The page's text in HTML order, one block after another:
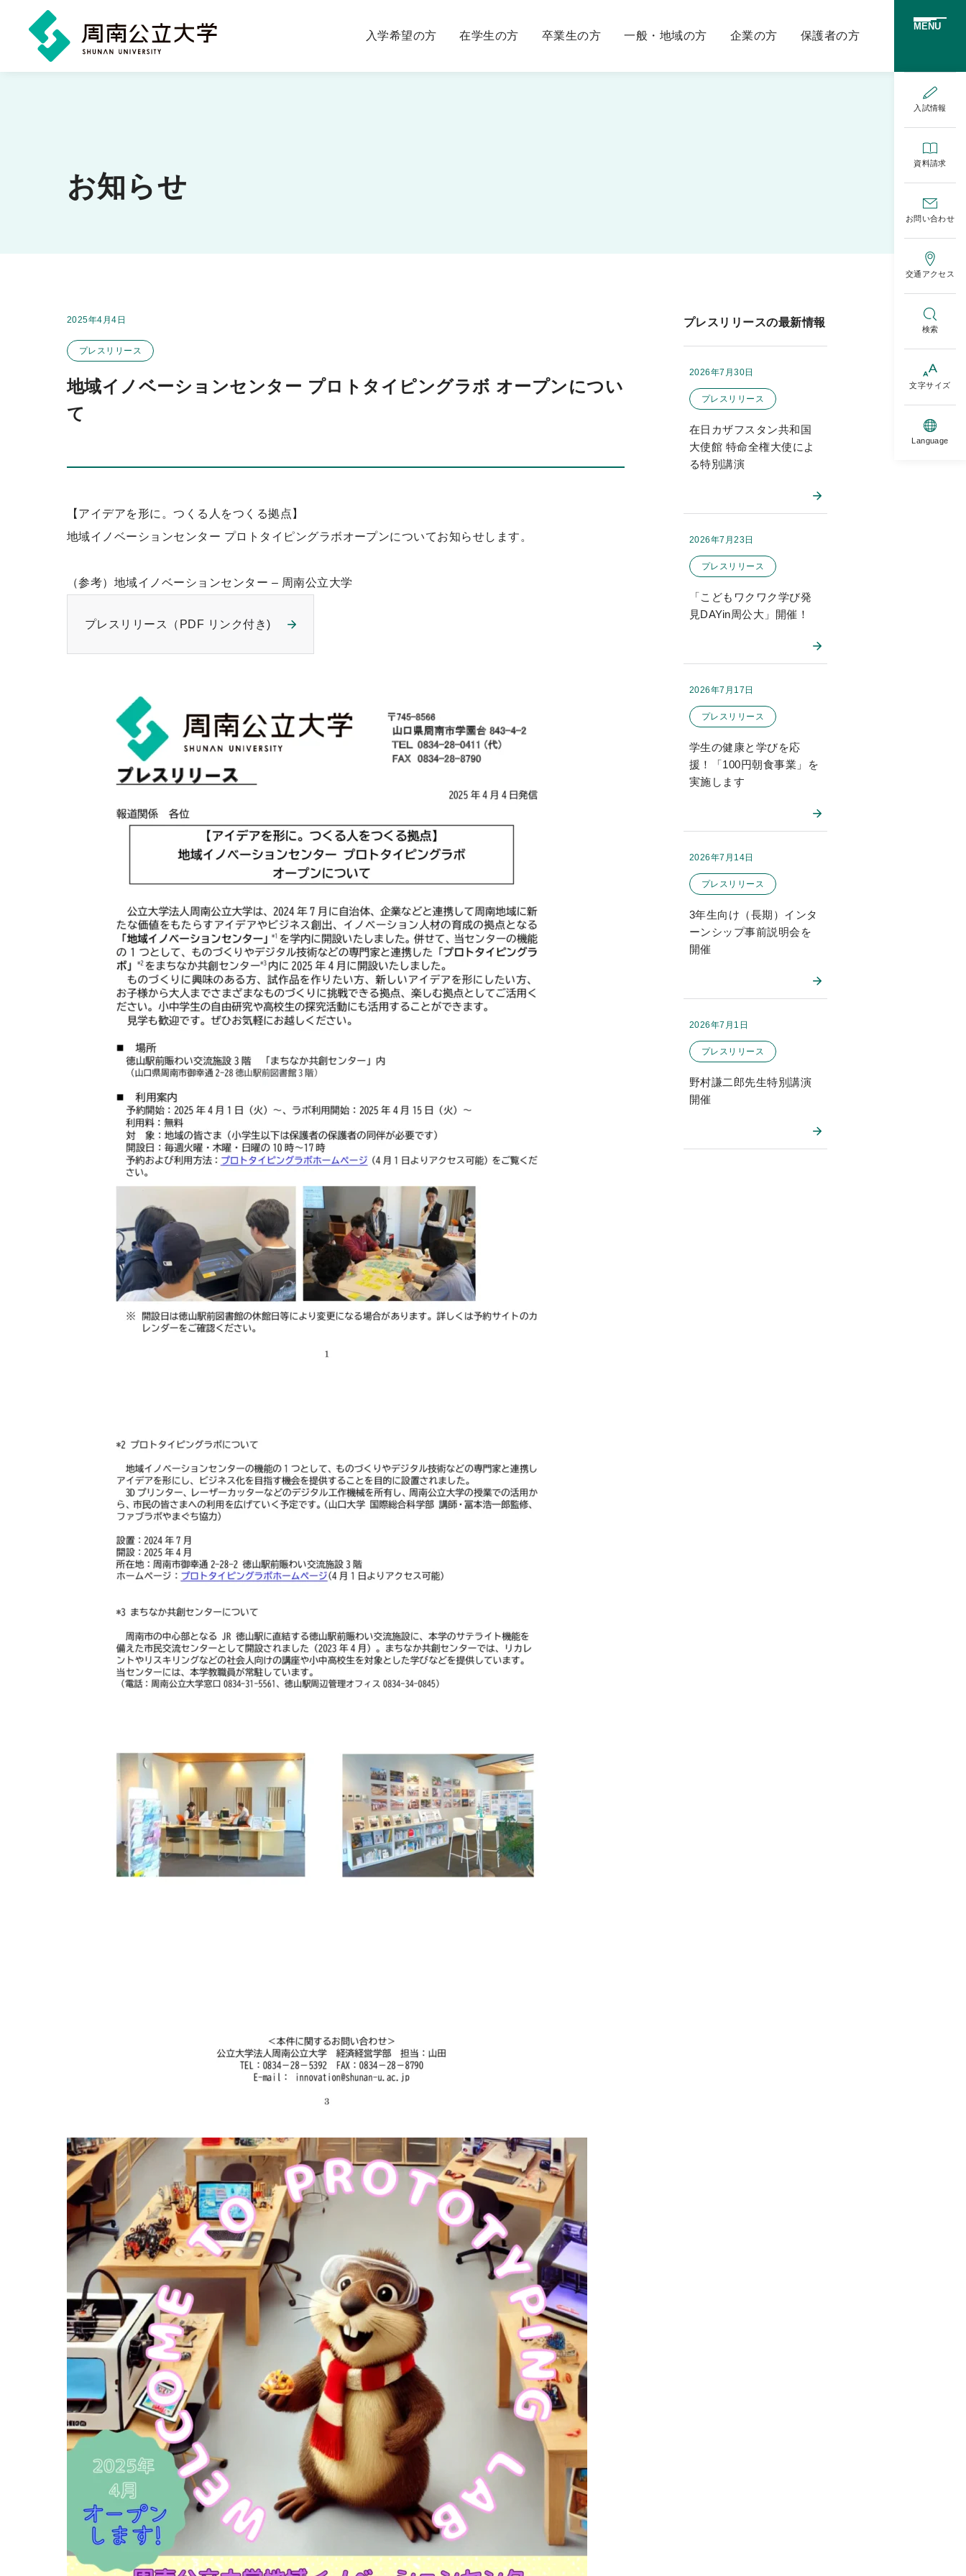
入学希望の方 在学生の方 卒業生の方 一般・地域の方 企業の方 保護者の方
MENU
入試情報
資料請求
お問い合わせ
交通アクセス
検索
文字サイズ
Language
お知らせ
掲載日：
2025年4月4日
この投稿のカテゴリー
プレスリリース
地域イノベーションセンター プロトタイピングラボ オープンについ
て
【アイデアを形に。つくる人をつくる拠点】
地域イノベーションセンター プロトタイピングラボオープンについてお知らせします。
（参考） 地域イノベーションセンター – 周南公立大学
プレスリリース（PDF リンク付き)
プレスリリースの最新情報
掲載日：
2026年7月30日
このお知らせのカテゴリー
プレスリリース
在日カザフスタン共和国
大使館 特命全権大使によ
る特別講演
掲載日：
2026年7月23日
このお知らせのカテゴリー
プレスリリース
「こどもワクワク学び発
見DAYin周公大」開催！
掲載日：
2026年7月17日
このお知らせのカテゴリー
プレスリリース
学生の健康と学びを応
援！「100円朝食事業」を
実施します
掲載日：
2026年7月14日
このお知らせのカテゴリー
プレスリリース
3年生向け（長期）インタ
ーンシップ事前説明会を
開催
掲載日：
2026年7月1日
このお知らせのカテゴリー
プレスリリース
野村謙二郎先生特別講演
開催